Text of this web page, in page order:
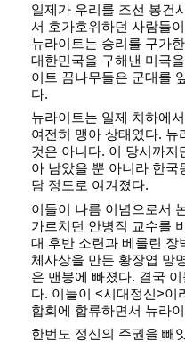
일제가 우리를 조선 봉건
서 호가호위하던 사람들
뉴라이트는 승리를 구가
대한민국을 구해낸 미국
이트 꿈나무들은 군대를
다.
뉴라이트는 일제 치하에
여전히 맹아 상태였다.
것은 아니다. 이 당시까
아 남았을 뿐 아니라 한
담 정도로 여겨졌다.
이들이 나름 이념으로서
가르치던 안병직 교수를
대 후반 소련과 베를린 장
체사상을 만든 황장엽 망
은 맨붕에 빠졌다. 결국
다. 이들이 <시대정신>이
합회에 합류하면서 뉴라
한번도 정신의 주권을 빼